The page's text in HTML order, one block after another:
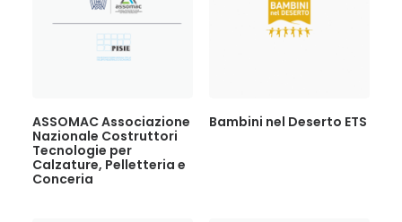
ASSOMAC Associazione
Nazionale Costruttori
Tecnologie per
Calzature, Pelletteria e
Conceria
Bambini nel Deserto ETS